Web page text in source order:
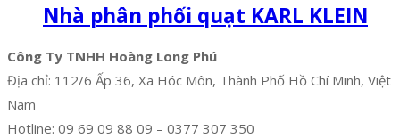
Nhà phân phối quạt KARL KLEIN
Công Ty TNHH Hoàng Long Phú
Địa chỉ: 112/6 Ấp 36, Xã Hóc Môn, Thành Phố Hồ Chí Minh, Việt
Nam
Hotline: 09 69 09 88 09 – 0377 307 350